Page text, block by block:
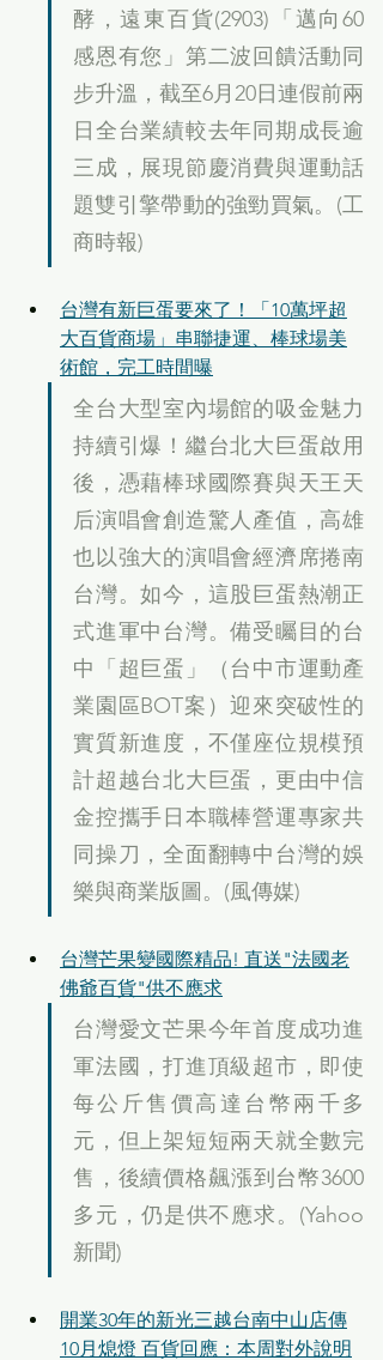
酵，遠東百貨(2903)「邁向60
感恩有您」第二波回饋活動同
步升溫，截至6月20日連假前兩
日全台業績較去年同期成長逾
三成，展現節慶消費與運動話
題雙引擎帶動的強勁買氣。(工
商時報)
台灣有新巨蛋要來了！「10萬坪超
大百貨商場」串聯捷運、棒球場美
術館，完工時間曝
全台大型室內場館的吸金魅力
持續引爆！繼台北大巨蛋啟用
後，憑藉棒球國際賽與天王天
后演唱會創造驚人產值，高雄
也以強大的演唱會經濟席捲南
台灣。如今，這股巨蛋熱潮正
式進軍中台灣。備受矚目的台
中「超巨蛋」（台中市運動產
業園區BOT案）迎來突破性的
實質新進度，不僅座位規模預
計超越台北大巨蛋，更由中信
金控攜手日本職棒營運專家共
同操刀，全面翻轉中台灣的娛
樂與商業版圖。(風傳媒)
台灣芒果變國際精品! 直送"法國老
佛爺百貨"供不應求
台灣愛文芒果今年首度成功進
軍法國，打進頂級超市，即使
每公斤售價高達台幣兩千多
元，但上架短短兩天就全數完
售，後續價格飆漲到台幣3600
多元，仍是供不應求。(Yahoo
新聞)
開業30年的新光三越台南中山店傳
10月熄燈 百貨回應：本周對外說明